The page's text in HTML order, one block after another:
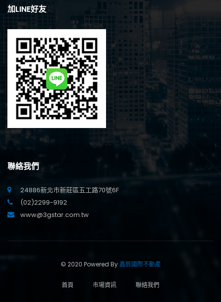
加LINE好友
聯絡我們
24886新北市新莊區五工路70號6F
(02)2299-9192
www@3gstar.com.tw
© 2020 Powered By鑫辰國際不動產
首頁 市場資訊 聯絡我們